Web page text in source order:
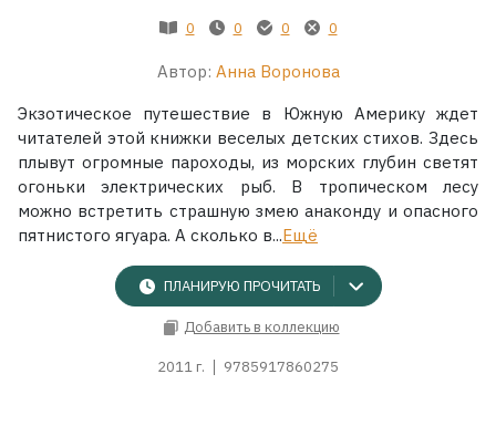
Экранизации 0 0 0 0
Автор: Анна Воронова
Экзотическое путешествие в Южную Америку ждет
читателей этой книжки веселых детских стихов. Здесь
плывут огромные пароходы, из морских глубин светят
огоньки электрических рыб. В тропическом лесу
можно встретить страшную змею анаконду и опасного
пятнистого ягуара. А сколько в...Ещё
ПЛАНИРУЮ ПРОЧИТАТЬ
Добавить в коллекцию
2011 г. 9785917860275